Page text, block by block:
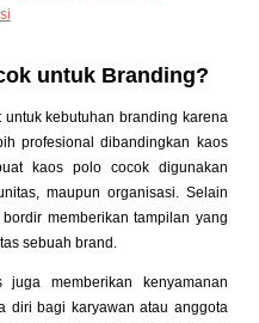
untuk Branding?
kebutuhan branding karena
profesional dibandingkan kaos
kaos polo cocok digunakan
maupun organisasi. Selain
memberikan tampilan yang
sebuah brand.
memberikan kenyamanan
diri bagi karyawan atau anggota